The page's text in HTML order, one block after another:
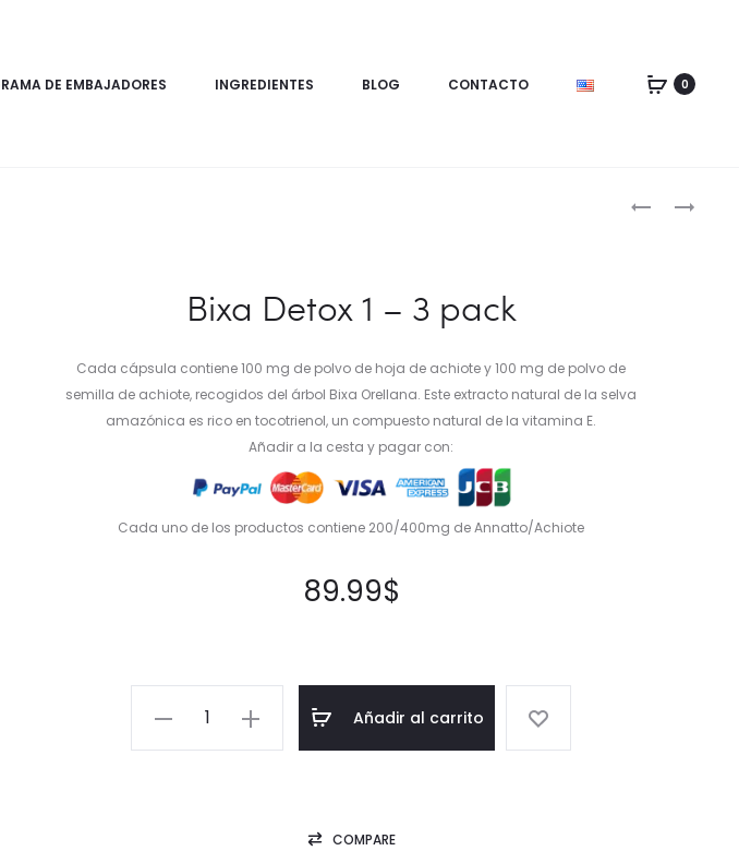
DE EMBAJADORES INGREDIENTES BLOG CONTACTO 0
Bixa Detox 1 – 3 pack
Cada cápsula contiene 100 mg de polvo de hoja de achiote y 100 mg de polvo de
semilla de achiote, recogidos del árbol Bixa Orellana. Este extracto natural de la selva
amazónica es rico en tocotrienol, un compuesto natural de la vitamina E.
Añadir a la cesta y pagar con:
Cada uno de los productos contiene 200/400mg de Annatto/Achiote
89.99$
Añadir al carrito
COMPARE